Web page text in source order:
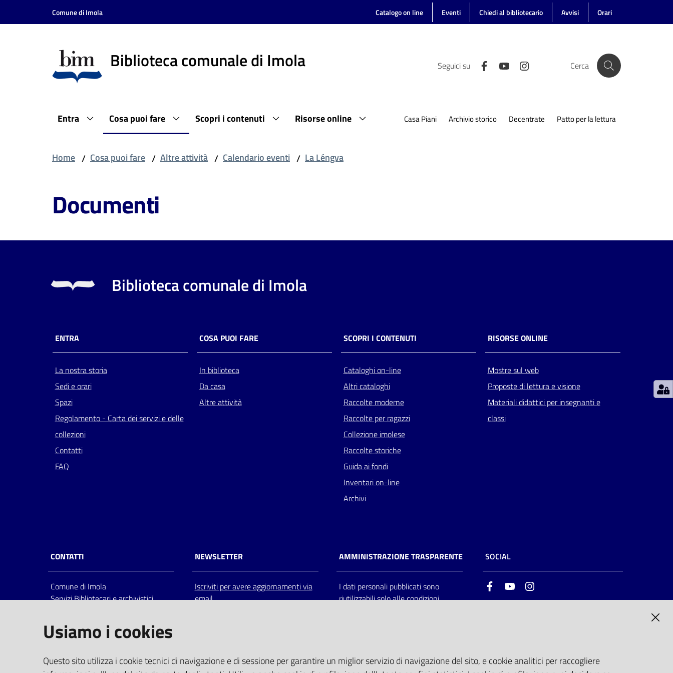
Vai al contenuto
Vai alla navigazione
Comune di Imola Catalogo on line Eventi Chiedi al bibliotecario Avvisi Orari
Biblioteca comunale di Imola Seguici su Cerca
Entra Cosa puoi fare Scopri i contenuti Risorse online Casa Piani Archivio storico Decentrate Patto per la lettura
Home / Cosa puoi fare / Altre attività / Calendario eventi / La Léngva
Documenti
Biblioteca comunale di Imola
ENTRA
La nostra storia
Sedi e orari
Spazi
Regolamento - Carta dei servizi e delle
collezioni
Contatti
FAQ
COSA PUOI FARE
In biblioteca
Da casa
Altre attività
SCOPRI I CONTENUTI
Cataloghi on-line
Altri cataloghi
Raccolte moderne
Raccolte per ragazzi
Collezione imolese
Raccolte storiche
Guida ai fondi
Inventari on-line
Archivi
RISORSE ONLINE
Mostre sul web
Proposte di lettura e visione
Materiali didattici per insegnanti e
classi
CONTATTI
Comune di Imola
Servizi Bibliotecari e archivistici
Italia
centralino: tel 0542.6026.36 fax
bim@comune.imola.bo.it
PEC
NEWSLETTER
Iscriviti per avere aggiornamenti via
email
AMMINISTRAZIONE TRASPARENTE
I dati personali pubblicati sono
riutilizzabili solo alle condizioni
SOCIAL
FacebookYoutube
Usiamo i cookies
Questo sito utilizza i cookie tecnici di navigazione e di sessione per garantire un miglior servizio di navigazione del sito, e cookie analitici per raccogliere